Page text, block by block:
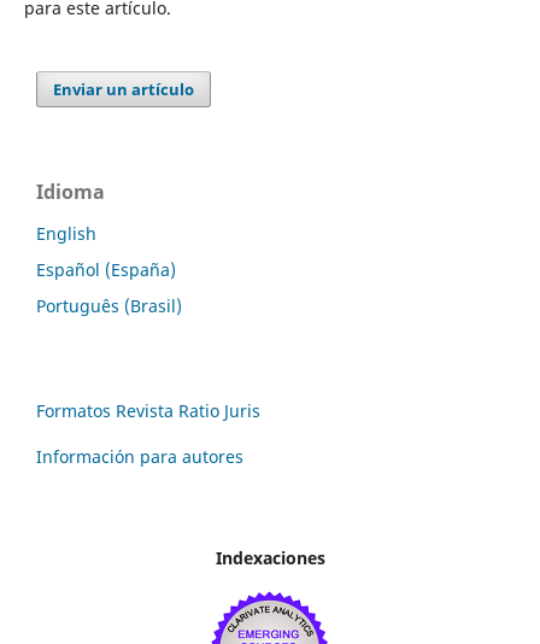
para este artículo.
Enviar un artículo
Idioma
English
Español (España)
Português (Brasil)
Formatos Revista Ratio Juris
Información para autores
Indexaciones